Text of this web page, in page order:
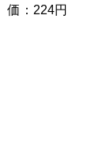
価：224円